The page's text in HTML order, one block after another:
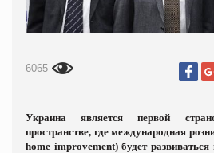
6065
Украина является первой
пространстве, где международная
home improvement) будет